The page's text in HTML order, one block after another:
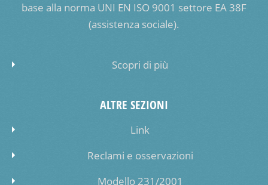
base alla norma UNI EN ISO 9001 settore EA 38F
(assistenza sociale).
Scopri di più
ALTRE SEZIONI
Link
Reclami e osservazioni
Modello 231/2001